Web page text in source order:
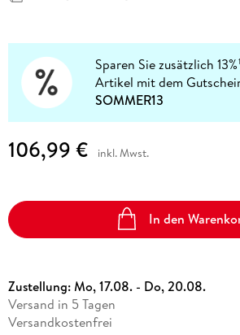
Sparen Sie zusätzlich 13%
Artikel mit dem
SOMMER13
106,99 € inkl. Mwst.
In den
Zustellung:Mo, 17.08. - Do, 20.08.
Versand in 5 Tagen
Versandkostenfrei